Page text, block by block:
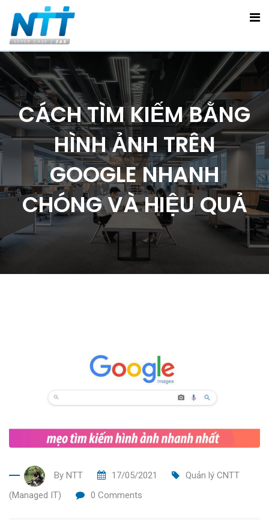
CÁCH TÌM KIẾM BẰNG
HÌNH ẢNH TRÊN
GOOGLE NHANH
CHÓNG VÀ HIỆU QUẢ
By NTT 17/05/2021
Quản lý CNTT
(Managed IT)
0 Comments